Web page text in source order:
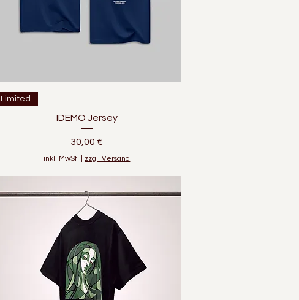
Limited
IDEMO Jersey
Preis
30,00 €
inkl. MwSt. zzgl. Versand